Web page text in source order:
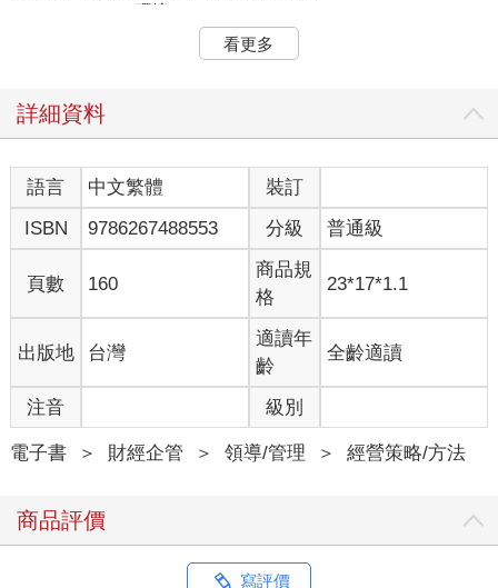
．Environment（環境）
．Governance（公司治理）
說，ESG這個字眼之所以能於全世界普及，一定有其時代背景所
正意思。在了解這個詞彙的時候，必須了解目前能做到哪些事
情，又該做到哪些事情，然後實際採取行動；如果只是把ESG當
成某個英文單字背起來，那麼這個詞彙與無用的冗物無異，但這
個ESG可是會改變過去行為模式的思維呢。
」代表的「環境」到底是什麼意思呢？
ESG的「E」指的是環境（Environment），但具體內容到底是什
麼呢？簡單來說就是各種想得到的「環境問題」，例如氣候變
遷、森林濫砍濫伐、海洋汙染、空氣汙染、生物多樣性危機、瀕
危物種增加，想必大家應該都會想到這類問題才對，這些都是歸
類於「E」的問題。
溫室氣體，而這類溫室氣體會造成「氣候變遷」的問題，又或者
大量使用寶特瓶或是製造會用到寶特瓶的商品，都會對海洋的生
物與環境造成惡劣影響，進而造成「海洋塑膠垃圾問題」。
看更多
詳細資料
語言 中文繁體
裝訂
ISBN
9786267488553 分級 普通級
頁數 160
商品規
格
23*17*1.1
出版地 台灣
適讀年
齡
全齡適讀
注音 級別
電子書 ＞ 財經企管 ＞ 領導/管理 ＞ 經營策略/方法
商品評價
寫評價